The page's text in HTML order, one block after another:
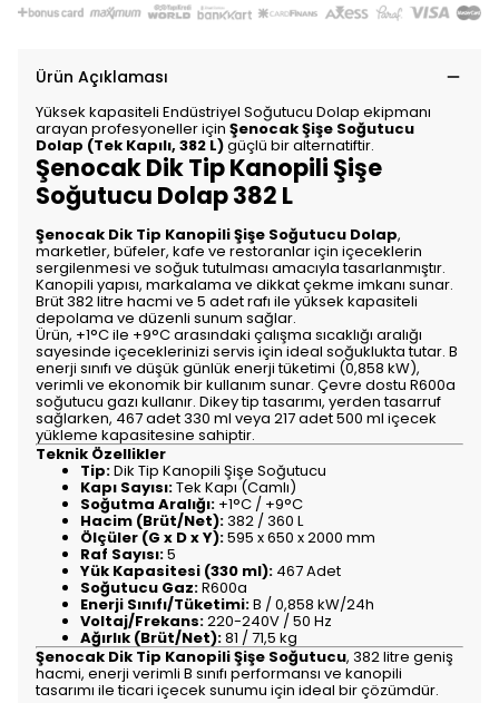
Ürün Açıklaması
Yüksek kapasiteli Endüstriyel Soğutucu Dolap ekipmanı
arayan profesyoneller için Şenocak Şişe Soğutucu
Dolap (Tek Kapılı, 382 L)güçlü bir alternatiftir.
Şenocak Dik Tip Kanopili Şişe
Soğutucu Dolap 382 L
Şenocak Dik Tip Kanopili Şişe Soğutucu Dolap,
marketler, büfeler, kafe ve restoranlar için içeceklerin
sergilenmesi ve soğuk tutulması amacıyla tasarlanmıştır.
Kanopili yapısı, markalama ve dikkat çekme imkanı sunar.
Brüt 382 litre hacmi ve 5 adet rafı ile yüksek kapasiteli
depolama ve düzenli sunum sağlar.
Ürün, +1°C ile +9°C arasındaki çalışma sıcaklığı aralığı
sayesinde içeceklerinizi servis için ideal soğuklukta tutar. B
enerji sınıfı ve düşük günlük enerji tüketimi (0,858 kW),
verimli ve ekonomik bir kullanım sunar. Çevre dostu R600a
soğutucu gazı kullanır. Dikey tip tasarımı, yerden tasarruf
sağlarken, 467 adet 330 ml veya 217 adet 500 ml içecek
yükleme kapasitesine sahiptir.
Teknik Özellikler
Tip:Dik Tip Kanopili Şişe Soğutucu
Kapı Sayısı:Tek Kapı (Camlı)
Soğutma Aralığı: +1°C / +9°C
Hacim (Brüt/Net):382 / 360 L
Ölçüler (G x D x Y):595 x 650 x 2000 mm
Raf Sayısı:5
Yük Kapasitesi (330 ml): 467 Adet
Soğutucu Gaz:R600a
Enerji Sınıfı/Tüketimi:B / 0,858 kW/24h
Voltaj/Frekans:220-240V / 50 Hz
Ağırlık (Brüt/Net):81 / 71,5 kg
Şenocak Dik Tip Kanopili Şişe Soğutucu, 382 litre geniş
hacmi, enerji verimli B sınıfı performansı ve kanopili
tasarımı ile ticari içecek sunumu için ideal bir çözümdür.